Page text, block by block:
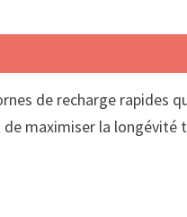
de recharge rapides
maximiser la